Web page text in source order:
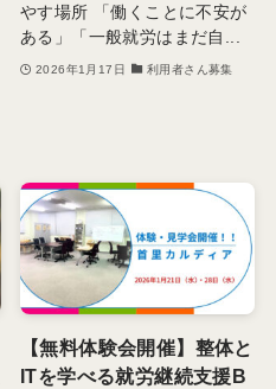
やす場所 「働くことに不安が
ある」「一般就労はまだ自...
2026年1月17日 利用者さん募集
【無料体験会開催】整体と
ITを学べる就労継続支援B